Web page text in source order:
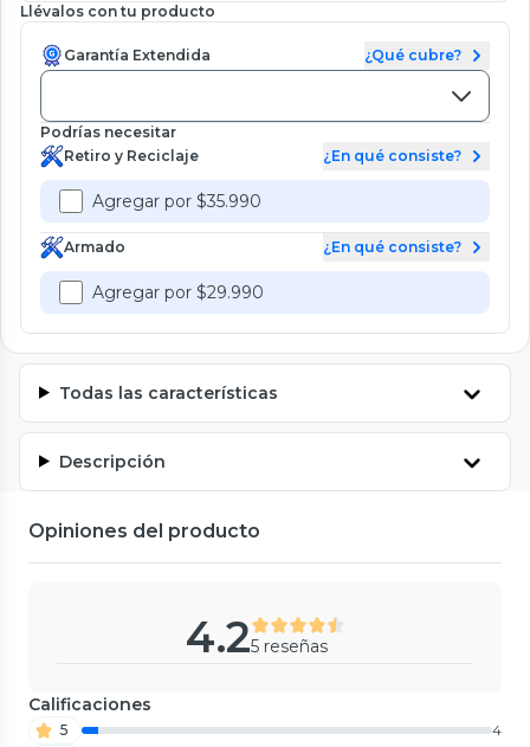
Llévalos con tu producto
Garantía Extendida ¿Qué cubre?
Podrías necesitar
Retiro y Reciclaje
¿En qué consiste?
Agregar por $35.990
Armado ¿En qué consiste?
Agregar por $29.990
Todas las características
Descripción
Opiniones del producto
4.25 reseñas
Calificaciones
5
4